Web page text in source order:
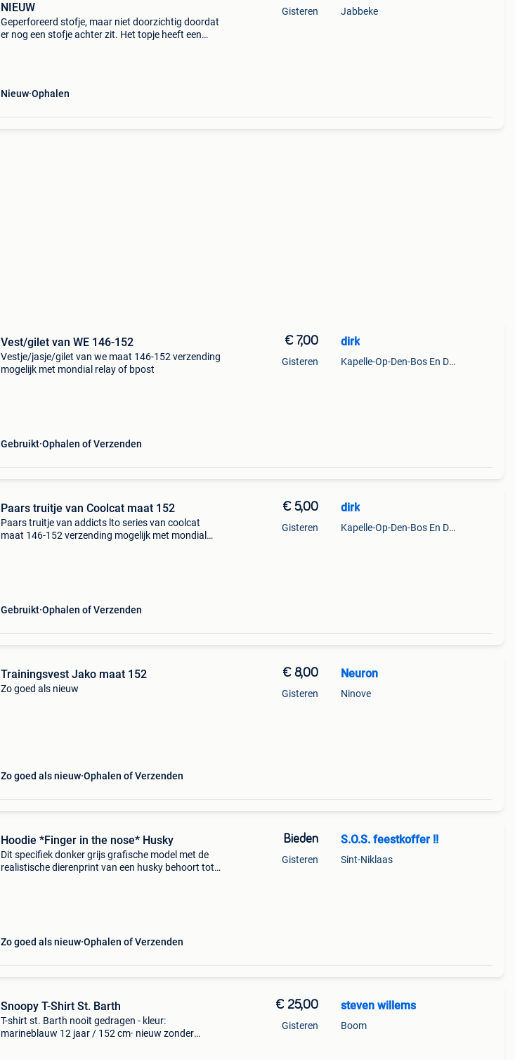
NIEUW
Geperforeerd stofje, maar niet doorzichtig doordat
er nog een stofje achter zit. Het topje heeft een
Nieuw Ophalen
Gisteren Jabbeke
Vest/gilet van WE 146-152
Vestje/jasje/gilet van we maat 146-152 verzending
mogelijk met mondial relay of bpost
Gebruikt Ophalen of Verzenden
€ 7,00
Gisteren
dirk
Kapelle-Op-Den-Bos En Deel Van Zemst
Paars truitje van Coolcat maat 152
Paars truitje van addicts lto series van coolcat
maat 146-152 verzending mogelijk met mondial
Gebruikt Ophalen of Verzenden
€ 5,00
Gisteren
dirk
Kapelle-Op-Den-Bos En Deel Van Zemst
Trainingsvest Jako maat 152
Zo goed als nieuw
Zo goed als nieuw Ophalen of Verzenden
€ 8,00
Gisteren
Neuron
Ninove
Hoodie *Finger in the nose* Husky
Dit specifiek donker grijs grafische model met de
realistische dierenprint van een husky behoort tot
Zo goed als nieuw Ophalen of Verzenden
Bieden
Gisteren
S.O.S. feestkoffer !!
Sint-Niklaas
Snoopy T-Shirt St. Barth
T-shirt st. Barth nooit gedragen - kleur:
marineblauw 12 jaar / 152 cm· nieuw zonder
€ 25,00
Gisteren
steven willems
Boom